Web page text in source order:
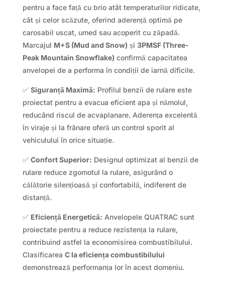
pentru a face față cu brio atât temperaturilor ridicate,
cât și celor scăzute, oferind aderență optimă pe
carosabil uscat, umed sau acoperit cu zăpadă.
Marcajul M+S (Mud and Snow) și 3PMSF (Three-
Peak Mountain Snowflake) confirmă capacitatea
anvelopei de a performa în condiții de iarnă dificile.
✅ Siguranță Maximă: Profilul benzii de rulare este
proiectat pentru a evacua eficient apa și nămolul,
reducând riscul de acvaplanare. Aderența excelentă
în viraje și la frânare oferă un control sporit al
vehiculului în orice situație.
✅ Confort Superior: Designul optimizat al benzii de
rulare reduce zgomotul la rulare, asigurând o
călătorie silențioasă și confortabilă, indiferent de
distanță.
✅ Eficiență Energetică: Anvelopele QUATRAC sunt
proiectate pentru a reduce rezistența la rulare,
contribuind astfel la economisirea combustibilului.
Clasificarea C la eficiența combustibilului
demonstrează performanța lor în acest domeniu.